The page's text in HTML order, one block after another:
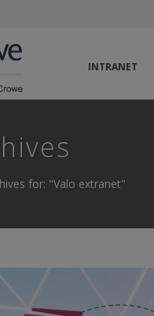
INTRANET
for: "Valo extranet"